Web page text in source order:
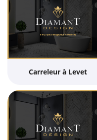
Carreleur à Levet